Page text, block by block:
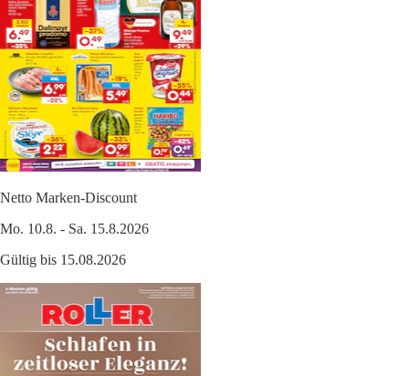
Netto Marken-Discount
Mo. 10.8. - Sa. 15.8.2026
Gültig bis 15.08.2026